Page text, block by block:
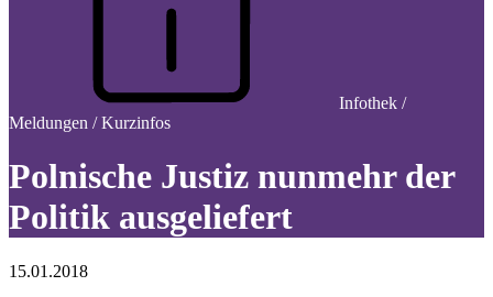
Infothek /
Meldungen / Kurzinfos
Polnische Justiz nunmehr der
Politik ausgeliefert
15.01.2018